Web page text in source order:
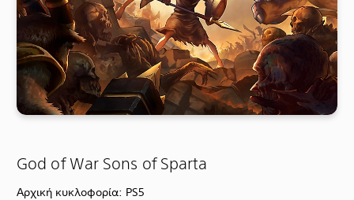
God of War Sons of Sparta
Αρχική κυκλοφορία: PS5